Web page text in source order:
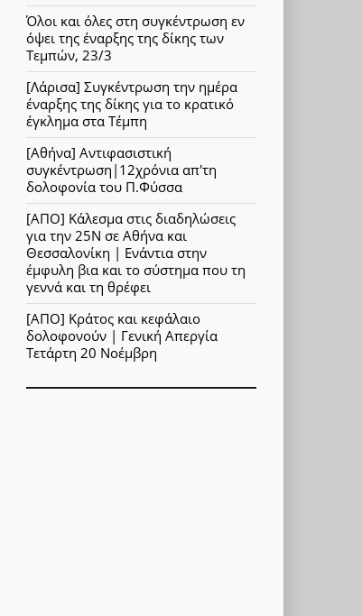
Όλοι και όλες στη συγκέντρωση εν
όψει της έναρξης της δίκης των
Τεμπών, 23/3
[Λάρισα] Συγκέντρωση την ημέρα
έναρξης της δίκης για το κρατικό
έγκλημα στα Τέμπη
[Αθήνα] Αντιφασιστική
συγκέντρωση|12χρόνια απ'τη
δολοφονία του Π.Φύσσα
[ΑΠΟ] Κάλεσμα στις διαδηλώσεις
για την 25Ν σε Αθήνα και
Θεσσαλονίκη | Ενάντια στην
έμφυλη βια και το σύστημα που τη
γεννά και τη θρέφει
[ΑΠΟ] Κράτος και κεφάλαιο
δολοφονούν | Γενική Απεργία
Τετάρτη 20 Νοέμβρη